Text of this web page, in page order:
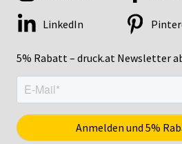
5% Rabatt – druck.at Newsletter
LinkedIn